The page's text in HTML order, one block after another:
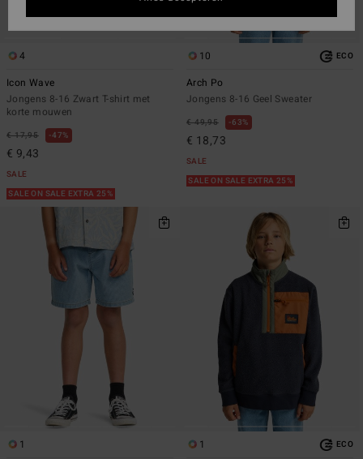
4
Icon Wave
Jongens 8-16 Zwart T-shirt met
korte mouwen
€ 17,95 47%
€ 9,43
SALE
SALE ON SALE EXTRA 25%
10 ECO
Arch Po
Jongens 8-16 Geel Sweater
€ 49,95 63%
€ 18,73
SALE
SALE ON SALE EXTRA 25%
1
1 ECO